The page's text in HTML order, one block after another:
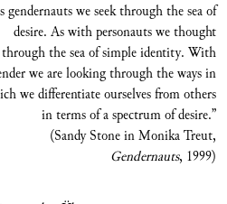
gendernauts we seek through the sea of
desire. As with personauts we thought
through the sea of simple identity. With
we are looking through the ways in
we differentiate ourselves from others
in terms of a spectrum of desire.”
(Sandy Stone in Monika Treut,
Gendernauts, 1999)